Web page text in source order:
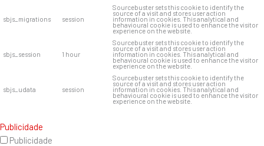
sbjs_migrations session
Sourcebuster sets this cookie to identify the
source of a visit and stores user action
information in cookies. This analytical and
behavioural cookie is used to enhance the visitor
experience on the website.
sbjs_session 1 hour
Sourcebuster sets this cookie to identify the
source of a visit and stores user action
information in cookies. This analytical and
behavioural cookie is used to enhance the visitor
experience on the website.
sbjs_udata session
Sourcebuster sets this cookie to identify the
source of a visit and stores user action
information in cookies. This analytical and
behavioural cookie is used to enhance the visitor
experience on the website.
Publicidade
Publicidade